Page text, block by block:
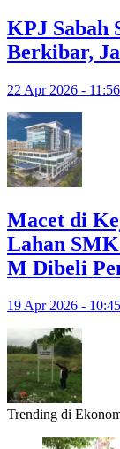
KPJ Sabah
Berkibar,
22 Apr 2026 -
Macet di
Lahan
M Dibeli
19 Apr 2026 -
Trending di